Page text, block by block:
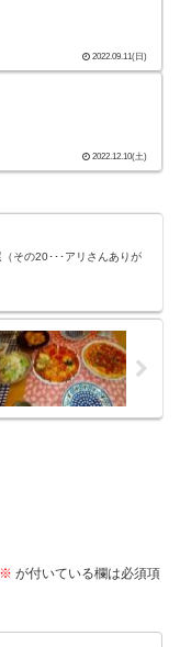
2022.09.11(日)
2022.12.10(土)
その20･･･アリさんありが
※ が付いている欄は必須項